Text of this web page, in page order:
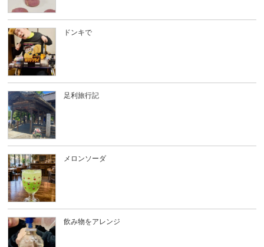
ドンキで
足利旅行記
メロンソーダ
飲み物をアレンジ